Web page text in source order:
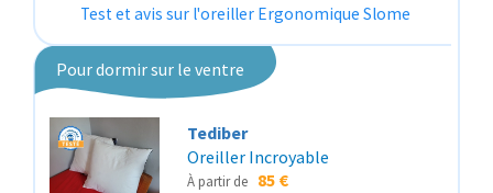
Test et avis sur l'oreiller Ergonomique Slome
Pour dormir sur le ventre
Tediber
Oreiller Incroyable
À partir de 85 €